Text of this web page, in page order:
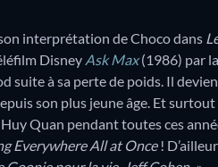
interprétation de Choco dans
Disney Ask Max(1986) par
à sa perte de poids. Il
son plus jeune âge. Et
Quan pendant toutes ces
Everywhere All at Once!